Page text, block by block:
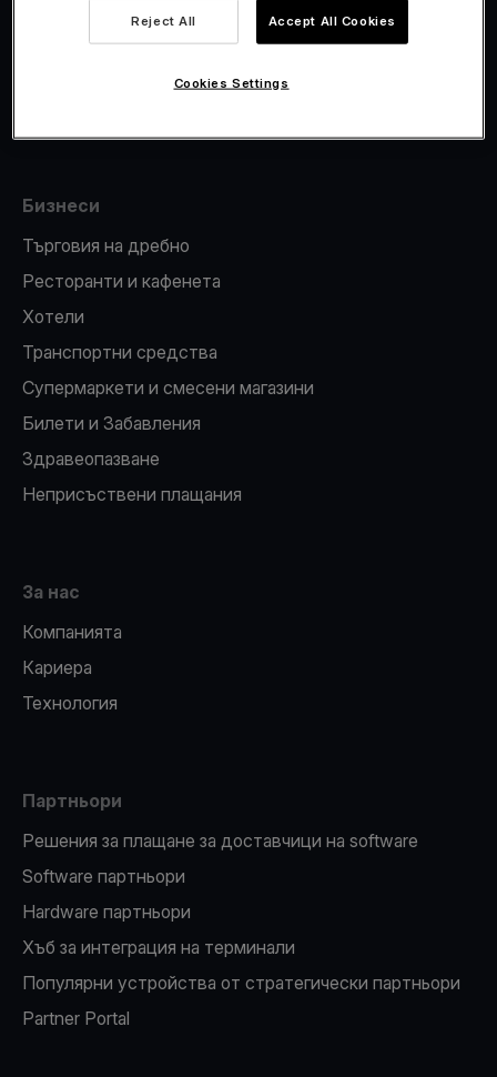
Фискализация
Бизнеси
Търговия на дребно
Ресторанти и кафенета
Хотели
Транспортни средства
Супермаркети и смесени магазини
Билети и Забавления
Здравеопазване
Неприсъствени плащания
За нас
Компанията
Кариера
Технология
Партньори
Решения за плащане за доставчици на software
Software партньори
Hardware партньори
Хъб за интеграция на терминали
Популярни устройства от стратегически партньори
Partner Portal
Reject All Accept All Cookies
Cookies Settings